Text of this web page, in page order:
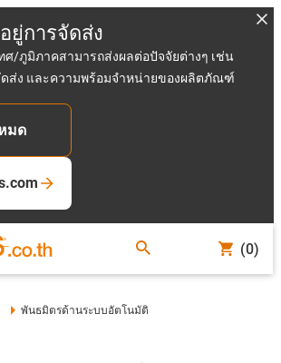
ยู่การจัดส่ง
ศ/ภูมิภาคสามารถส่งผลต่อปัจจัยต่างๆ เช่น
ดส่ง และความพร้อมจำหน่ายของผลิตภัณฑ์
มด
(0)
พันธมิตรด้านระบบอัตโนมัติ